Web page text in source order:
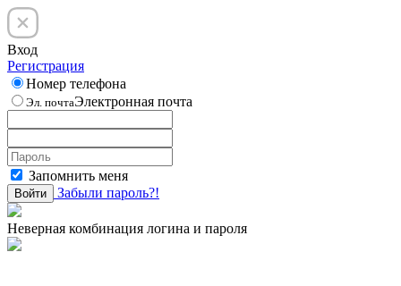
Вход
Регистрация
Номер телефона
Эл. почтаЭлектронная почта
Запомнить меня
Войти Забыли пароль?!
Неверная комбинация логина и пароля